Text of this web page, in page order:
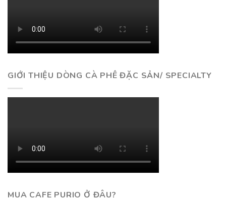
GIỚI THIỆU DÒNG CÀ PHÊ ĐẶC SẢN/ SPECIALTY
MUA CAFE PURIO Ở ĐÂU?